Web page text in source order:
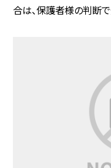
合は、保護者様の判断